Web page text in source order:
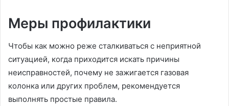
Меры профилактики
Чтобы как можно реже сталкиваться с неприятной
ситуацией, когда приходится искать причины
неисправностей, почему не зажигается газовая
колонка или других проблем, рекомендуется
выполнять простые правила.